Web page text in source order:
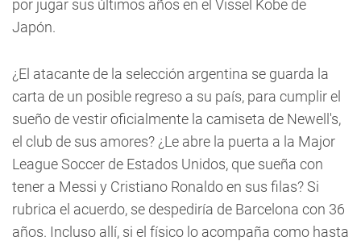
por jugar sus últimos años en el Vissel Kobe de
Japón.
¿El atacante de la selección argentina se guarda la
carta de un posible regreso a su país, para cumplir el
sueño de vestir oficialmente la camiseta de Newell's,
el club de sus amores? ¿Le abre la puerta a la Major
League Soccer de Estados Unidos, que sueña con
tener a Messi y Cristiano Ronaldo en sus filas? Si
rubrica el acuerdo, se despediría de Barcelona con 36
años. Incluso allí, si el físico lo acompaña como hasta